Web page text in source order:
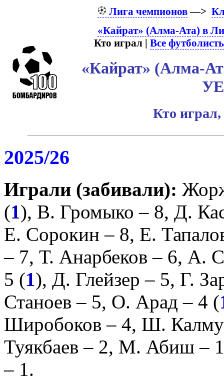
Лига чемпионов—>
«Кайрат» (Алма-Ата) в
Кто играл |Все
«Кайрат» (Алма-
Кто играл,
2025/26
Играли (забивали):
(1), В. Громыко – 8, Д.
Е. Сорокин – 8, Е.
– 7, Т. Анарбеков – 6, А.
5 (1), Д. Глейзер – 5, Г.
Станоев – 5, О. Арад – 4 (
Широбоков – 4, Ш.
Туякбаев – 2, М. Абиш –
– 1.